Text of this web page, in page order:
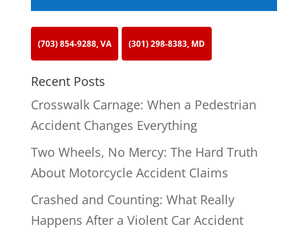
(703) 854-9288, VA (301) 298-8383, MD
Recent Posts
Crosswalk Carnage: When a Pedestrian
Accident Changes Everything
Two Wheels, No Mercy: The Hard Truth
About Motorcycle Accident Claims
Crashed and Counting: What Really
Happens After a Violent Car Accident